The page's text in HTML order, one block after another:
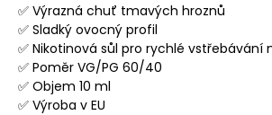
✅ Výrazná chuť tmavých hroznů
✅ Sladký ovocný profil
✅ Nikotinová sůl pro rychlé vstřebávání
✅ Poměr VG/PG 60/40
✅ Objem 10 ml
✅ Výroba v EU